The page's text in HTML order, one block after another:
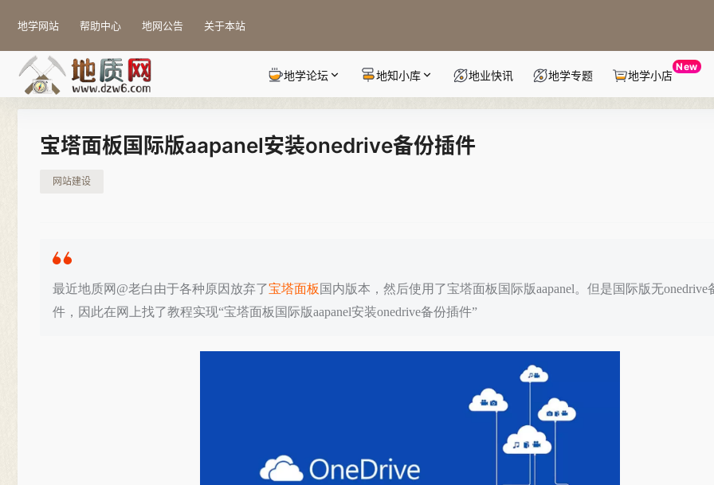
地学网站 帮助中心 地网公告 关于本站
地学论坛 地知小库 地业快讯 地学专题 地学小店
New
宝塔面板国际版aapanel安装onedrive备份插件
网站建设
最近地质网@老白由于各种原因放弃了宝塔面板 国内版本，然后使用了宝塔面板国际版aapanel。但是国际版无onedrive
件，因此在网上找了教程实现“宝塔面板国际版aapanel安装onedrive备份插件”